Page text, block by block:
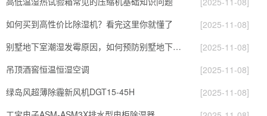
如何买到高性价比除湿机？看完这里你就懂了
[2025-11-08]
别墅地下室潮湿发霉原因，如何预防别墅地下室发霉
[2025-11-08]
吊顶酒窖恒温恒湿空调
[2025-11-08]
绿岛风超薄除霾新风机DGT15-45H
[2025-11-08]